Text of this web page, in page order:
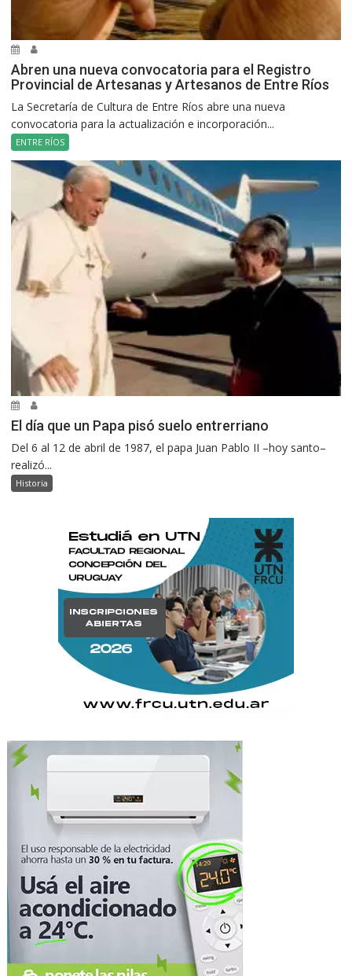
Abren una nueva convocatoria para el Registro
Provincial de Artesanas y Artesanos de Entre Ríos
La Secretaría de Cultura de Entre Ríos abre una nueva
convocatoria para la actualización e incorporación...
ENTRE RÍOS
El día que un Papa pisó suelo entrerriano
Del 6 al 12 de abril de 1987, el papa Juan Pablo II –hoy santo–
realizó...
Historia